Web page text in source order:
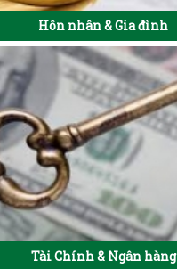
Hôn nhân & Gia đình
Tài Chính & Ngân hàng